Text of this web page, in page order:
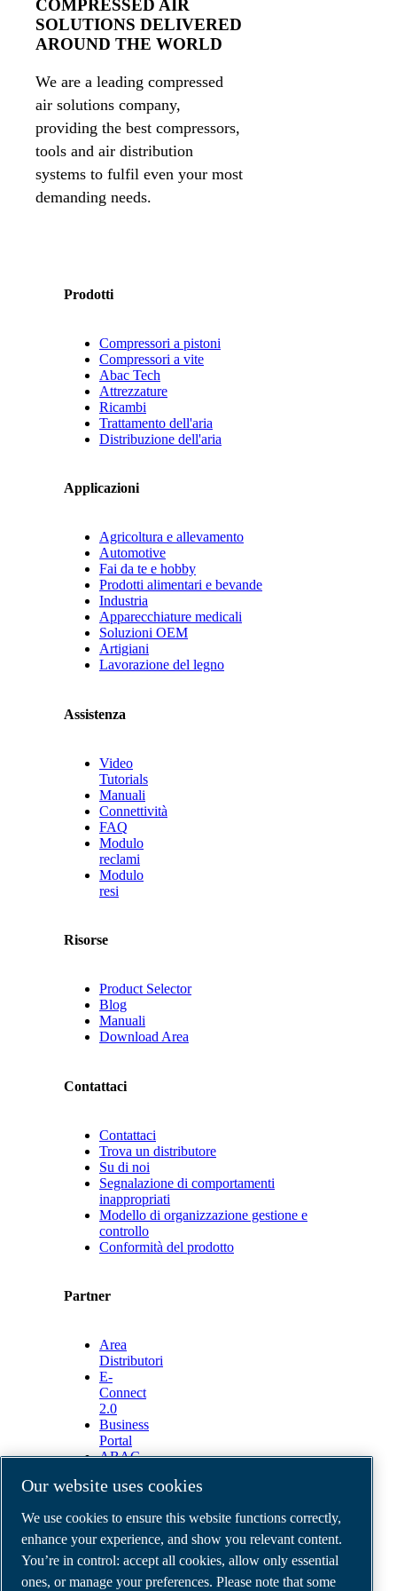
COMPRESSED AIR
SOLUTIONS DELIVERED
AROUND THE WORLD
We are a leading compressed
air solutions company,
providing the best compressors,
tools and air distribution
systems to fulfil even your most
demanding needs.
Prodotti
Compressori a pistoni
Compressori a vite
Abac Tech
Attrezzature
Ricambi
Trattamento dell'aria
Distribuzione dell'aria
Applicazioni
Agricoltura e allevamento
Automotive
Fai da te e hobby
Prodotti alimentari e bevande
Industria
Apparecchiature medicali
Soluzioni OEM
Artigiani
Lavorazione del legno
Assistenza
Video
Tutorials
Manuali
Connettività
FAQ
Modulo
reclami
Modulo
resi
Risorse
Product Selector
Blog
Manuali
Download Area
Contattaci
Contattaci
Trova un distributore
Su di noi
Segnalazione di comportamenti
inappropriati
Modello di organizzazione gestione e
controllo
Conformità del prodotto
Partner
Area
Distributori
E-
Connect
2.0
Business
Portal
ABAC
Gallery
© 2026ABAC air compressors
Legal & Privacy Notices
Order return form
Order claim form
Our website uses cookies
We use cookies to ensure this website functions correctly,
enhance your experience, and show you relevant content.
You’re in control: accept all cookies, allow only essential
ones, or manage your preferences. Please note that some